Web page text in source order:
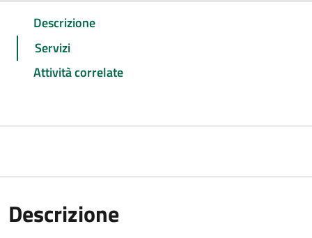
Descrizione
Servizi
Attività correlate
Descrizione